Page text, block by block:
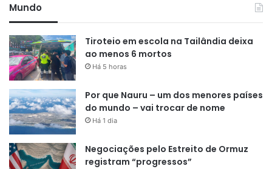
Mundo
Tiroteio em escola na Tailândia deixa
ao menos 6 mortos
Há 5 horas
Por que Nauru – um dos menores países
do mundo – vai trocar de nome
Há 1 dia
Negociações pelo Estreito de Ormuz
registram “progressos”